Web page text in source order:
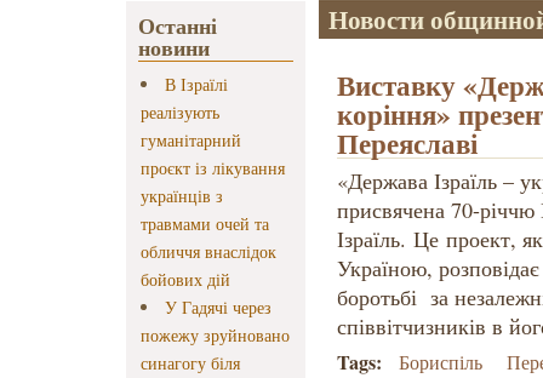
Останні
новини
В Ізраїлі
реалізують
гуманітарний
проєкт із лікування
українців з
травмами очей та
обличчя внаслідок
бойових дій
У Гадячі через
пожежу зруйновано
синагогу біля
Новости
Виставку
коріння»
Переяславі
«Держава Ізраїль –
присвячена 70-
Ізраїль. Це проект,
Україною,
боротьбі за
співвітчизників в
Tags: Бориспіль